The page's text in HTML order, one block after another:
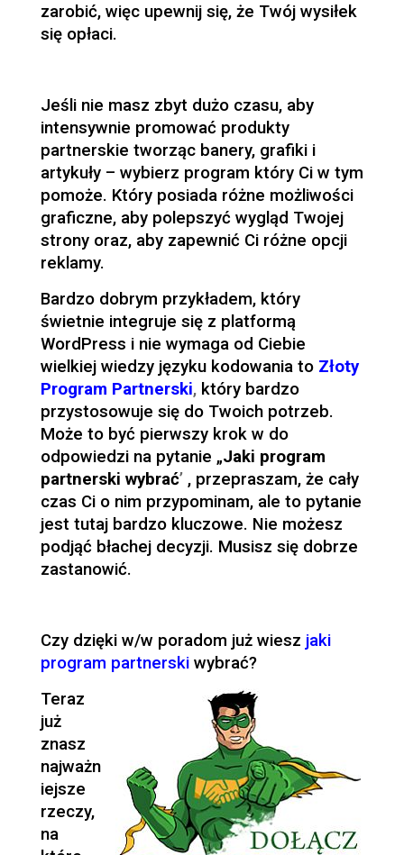
zarobić, więc upewnij się, że Twój wysiłek
się opłaci.
Jeśli nie masz zbyt dużo czasu, aby
intensywnie promować produkty
partnerskie tworząc banery, grafiki i
artykuły – wybierz program który Ci w tym
pomoże. Który posiada różne możliwości
graficzne, aby polepszyć wygląd Twojej
strony oraz, aby zapewnić Ci różne opcji
reklamy.
Bardzo dobrym przykładem, który
świetnie integruje się z platformą
WordPress i nie wymaga od Ciebie
wielkiej wiedzy języku kodowania toZłoty
Program Partnerski, który bardzo
przystosowuje się do Twoich potrzeb.
Może to być pierwszy krok w do
odpowiedzi na pytanie „Jaki program
partnerski wybrać’, przepraszam, że cały
czas Ci o nim przypominam, ale to pytanie
jest tutaj bardzo kluczowe. Nie możesz
podjąć błachej decyzji. Musisz się dobrze
zastanowić.
Czy dzięki w/w poradom już wiesz jaki
program partnerski wybrać?
Teraz
już
znasz
najważn
iejsze
rzeczy,
na